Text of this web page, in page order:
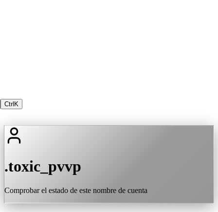
Ctrl K
.toxic_pvvp
Comprobar el estado de este nombre de cuenta